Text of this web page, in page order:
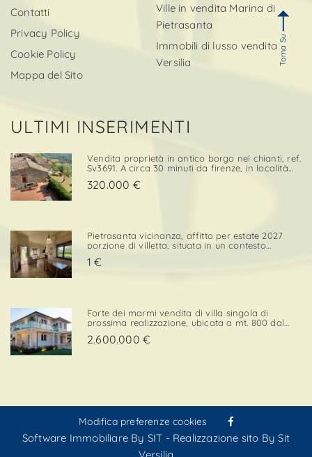
Contatti
Privacy Policy
Cookie Policy
Mappa del Sito
Ville in vendita Marina di
Pietrasanta
Immobili di lusso vendita
Versilia
ULTIMI INSERIMENTI
Vendita proprietà in antico borgo nel chianti, ref.
Sv3691. A circa 30 minuti da firenze, in località
medievale immerso nella natura, proponiamo in
320.000 €
Pietrasanta vicinanza, affitto per estate 2027
porzione di villetta, situata in un contesto
servizi. L’immobile è dotato di una porzione di
1 €
Forte dei marmi vendita di villa singola di
prossima realizzazione, ubicata a mt. 800 dal
elegante e prossima ai servizi. Strutturata su 2
2.600.000 €
Modifica preferenze cookies
Software Immobiliare By SIT - Realizzazione sito By Sit
Torna Su